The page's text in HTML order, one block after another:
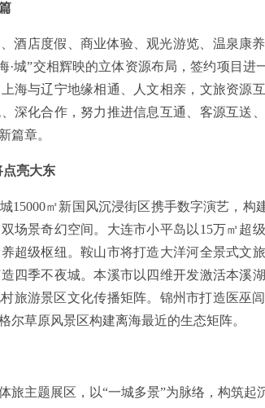
酒店度假、商业体验、观光游览、温泉康
·城”交相辉映的立体资源布局，签约项目
海与辽宁地缘相通、人文相亲，文旅资源
深化合作，努力推进信息互通、客源互送
篇章。
点亮大东
15000㎡新国风沉浸街区携手数字演艺，构
场景奇幻空间。大连市小平岛以15万㎡超
超级枢纽。鞍山市将打造大洋河全景式文
四季不夜城。本溪市以四维开发激活本溪
旅游景区文化传播矩阵。锦州市打造医巫
尔草原风景区构建离海最近的生态矩阵。
旅主题展区，以“一城多景”为脉络，构筑